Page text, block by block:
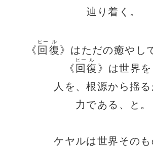
辿り着く。
《 回
ヒー
復
ル
》はただの癒やし
《 回
ヒー
復
ル
》は世界を
人を、根源から揺る
力である、と。
ケヤルは世界そのも